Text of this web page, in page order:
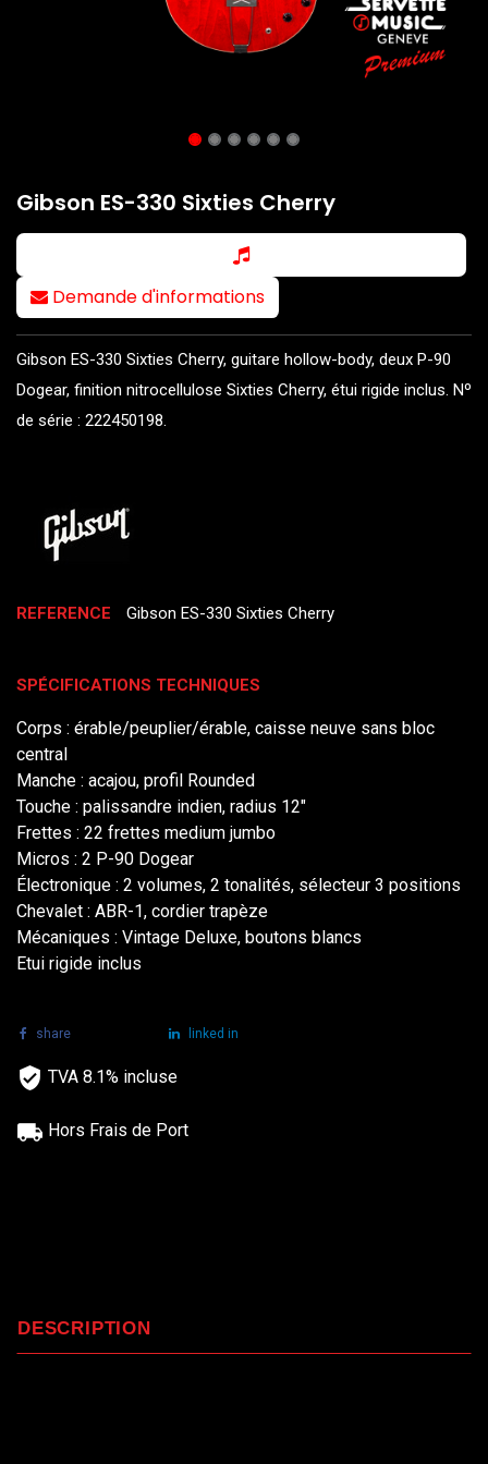
Gibson ES-330 Sixties Cherry
Demande d'informations
Gibson ES-330 Sixties Cherry, guitare hollow-body, deux P-90
Dogear, finition nitrocellulose Sixties Cherry, étui rigide inclus. Nº
de série : 222450198.
REFERENCE Gibson ES-330 Sixties Cherry
SPÉCIFICATIONS TECHNIQUES
Corps : érable/peuplier/érable, caisse neuve sans bloc
central
Manche : acajou, profil Rounded
Touche : palissandre indien, radius 12"
Frettes : 22 frettes medium jumbo
Micros : 2 P-90 Dogear
Électronique : 2 volumes, 2 tonalités, sélecteur 3 positions
Chevalet : ABR-1, cordier trapèze
Mécaniques : Vintage Deluxe, boutons blancs
Etui rigide inclus
share linked in
TVA 8.1% incluse
Hors Frais de Port
DESCRIPTION